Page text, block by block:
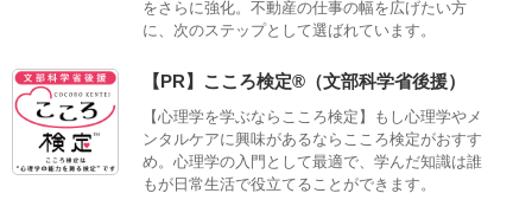
生活・サービス・冠婚葬祭 車両・航空・船舶・無線
をさらに強化。不動産の仕事の幅を広げたい方
に、次のステップとして選ばれています。
【PR】こころ検定®（文部科学省後援）
【心理学を学ぶならこころ検定】もし心理学やメ
ンタルケアに興味があるならこころ検定がおすす
め。心理学の入門として最適で、学んだ知識は誰
もが日常生活で役立てることができます。